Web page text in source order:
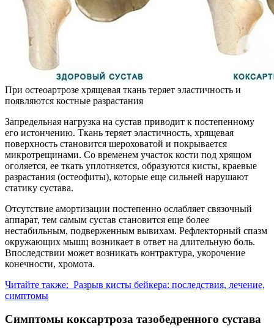
При остеоартрозе хрящевая ткань теряет эластичность и
появляются костные разрастания
Запредельная нагрузка на сустав приводит к постепенному
его истончению. Ткань теряет эластичность, хрящевая
поверхность становится шероховатой и покрывается
микротрещинами. Со временем участок кости под хрящом
оголяется, ее ткать уплотняется, образуются кисты, краевые
разрастания (остеофиты), которые еще сильней нарушают
статику сустава.
Отсутствие амортизации постепенно ослабляет связочный
аппарат, тем самым сустав становится еще более
нестабильным, подверженным вывихам. Рефлекторный спазм
окружающих мышц возникает в ответ на длительную боль.
Впоследствии может возникать контрактура, укорочение
конечности, хромота.
Читайте также: Разрыв кисты бейкера: последствия, лечение,
симптомы
Симптомы коксартроза тазобедренного сустава